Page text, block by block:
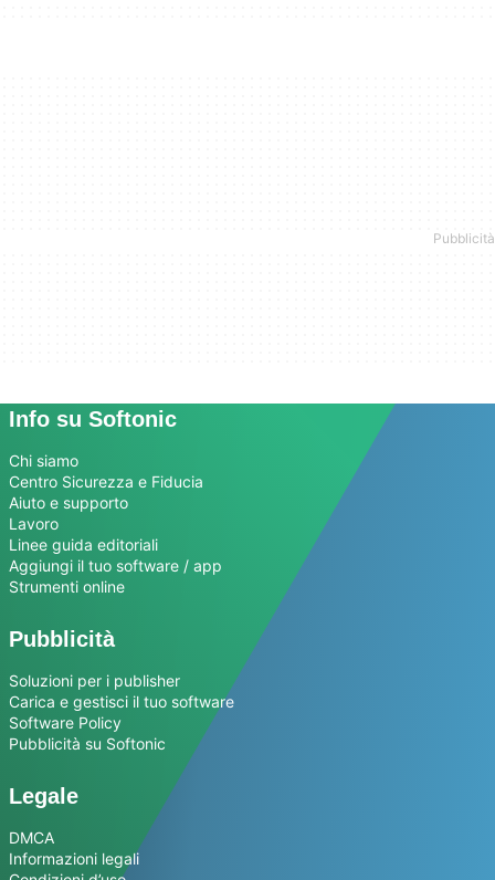
Info su Softonic
Chi siamo
Centro Sicurezza e Fiducia
Aiuto e supporto
Lavoro
Linee guida editoriali
Aggiungi il tuo software / app
Strumenti online
Pubblicità
Soluzioni per i publisher
Carica e gestisci il tuo software
Software Policy
Pubblicità su Softonic
Legale
DMCA
Informazioni legali